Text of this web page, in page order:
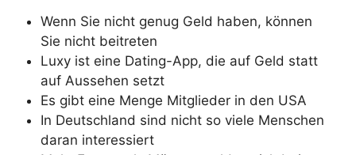
Wenn Sie nicht genug Geld haben, können
Sie nicht beitreten
Luxy ist eine Dating-App, die auf Geld statt
auf Aussehen setzt
Es gibt eine Menge Mitglieder in den USA
In Deutschland sind nicht so viele Menschen
daran interessiert